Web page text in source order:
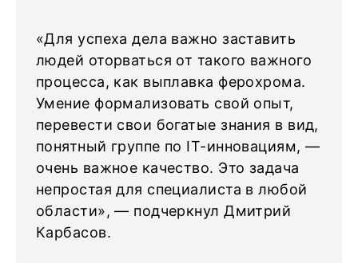
«Для успеха дела важно заставить
людей оторваться от такого важного
процесса, как выплавка ферохрома.
Умение формализовать свой опыт,
перевести свои богатые знания в вид,
понятный группе по IT-инновациям, —
очень важное качество. Это задача
непростая для специалиста в любой
области», — подчеркнул Дмитрий
Карбасов.